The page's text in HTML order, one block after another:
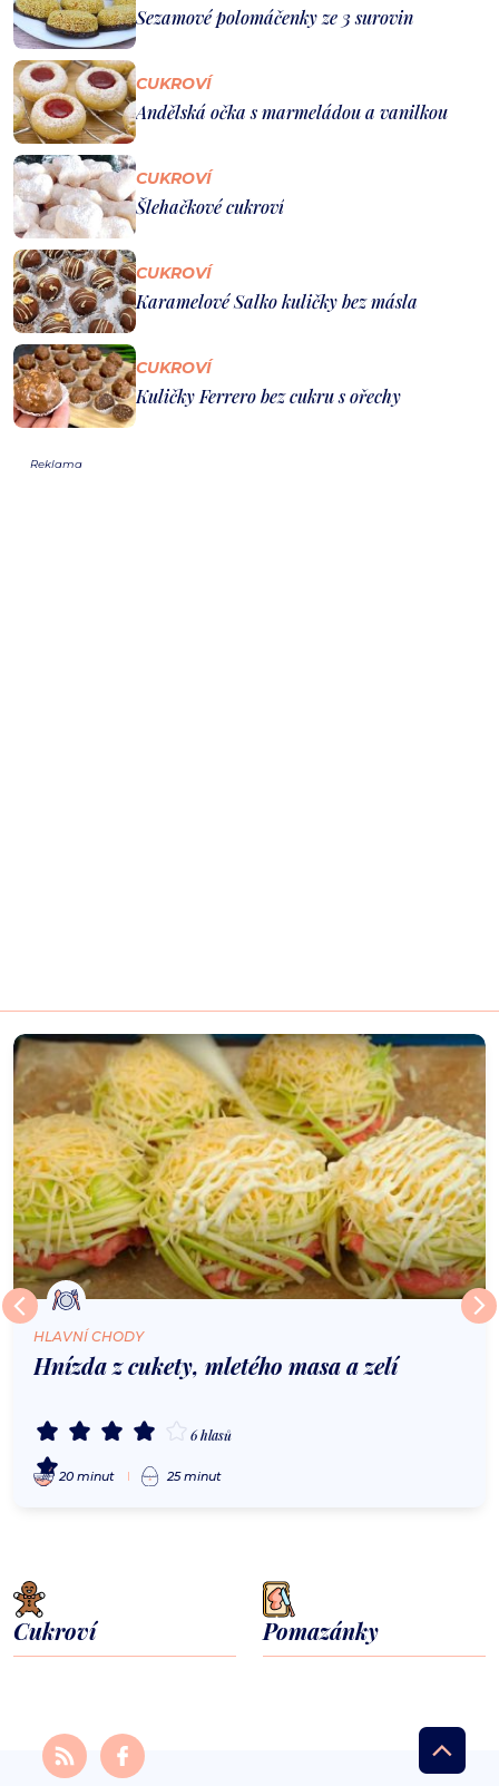
Sezamové polomáčenky ze 3 surovin
CUKROVÍ
Andělská očka s marmeládou a vanilkou
CUKROVÍ
Šlehačkové cukroví
CUKROVÍ
Karamelové Salko kuličky bez másla
CUKROVÍ
Kuličky Ferrero bez cukru s ořechy
Reklama
HLAVNÍ CHODY
Hnízda z cukety, mletého masa a zelí
6 hlasů
20 minut 25 minut
Cukroví Pomazánky